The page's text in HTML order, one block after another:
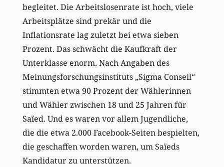
begleitet. Die Arbeitslosenrate ist hoch, viele
Arbeitsplätze sind prekär und die
Inflationsrate lag zuletzt bei etwa sieben
Prozent. Das schwächt die Kaufkraft der
Unterklasse enorm. Nach Angaben des
Meinungsforschungsinstituts „Sigma Conseil“
stimmten etwa 90 Prozent der Wählerinnen
und Wähler zwischen 18 und 25 Jahren für
Saïed. Und es waren vor allem Jugendliche,
die die etwa 2.000 Facebook-Seiten bespielten,
die geschaffen worden waren, um Saïeds
Kandidatur zu unterstützen.